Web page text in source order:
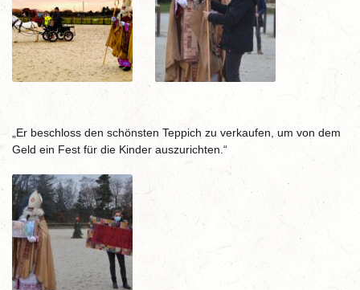
„Er beschloss den schönsten Teppich zu verkaufen, um von dem
Geld ein Fest für die Kinder auszurichten.“